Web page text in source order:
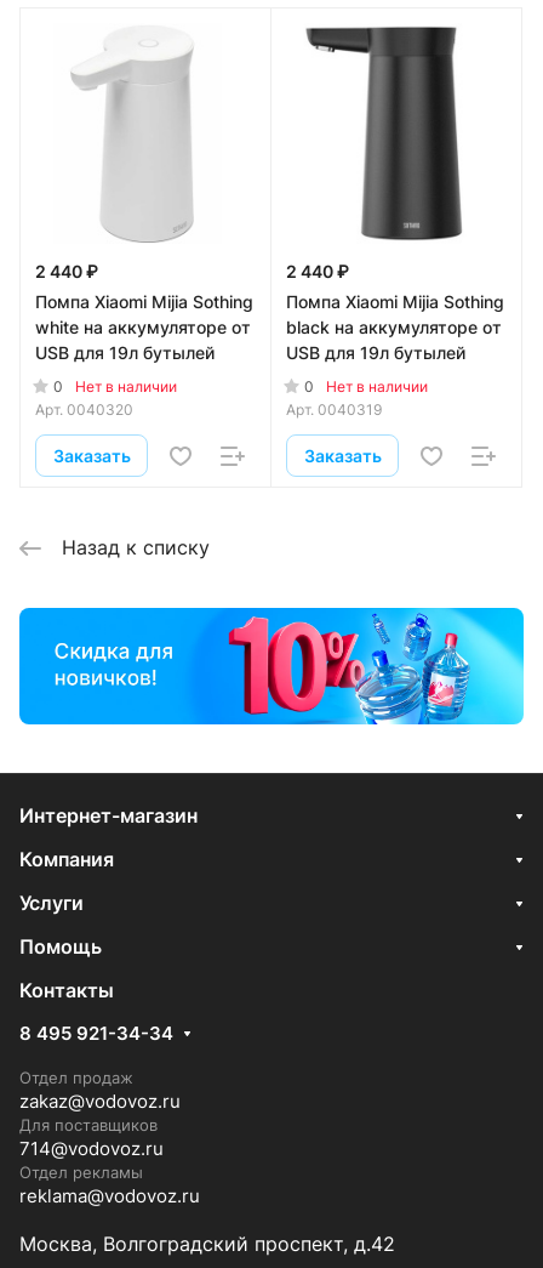
2 440 ₽
Помпа Xiaomi Mijia Sothing
white на аккумуляторе от
USB для 19л бутылей
0
Нет в наличии
Арт. 0040320
Заказать
2 440 ₽
Помпа Xiaomi Mijia Sothing
black на аккумуляторе от
USB для 19л бутылей
0
Нет в наличии
Арт. 0040319
Заказать
Назад к списку
Интернет-магазин
Компания
Услуги
Помощь
Контакты
8 495 921-34-34
Отдел продаж
zakaz@vodovoz.ru
Для поставщиков
714@vodovoz.ru
Отдел рекламы
reklama@vodovoz.ru
Москва, Волгоградский проспект, д.42